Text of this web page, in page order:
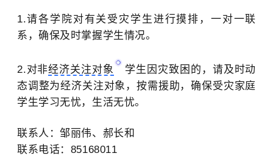
1.请各学院对有关受灾学生进行摸排，一对一联
系，确保及时掌握学生情况。
2.对非经济关注对象
学生因灾致困的，请及时动
态调整为经济关注对象，按需援助，确保受灾家庭
学生学习无忧，生活无忧。
联系人：邹丽伟、郝长和
联系电话：85168011